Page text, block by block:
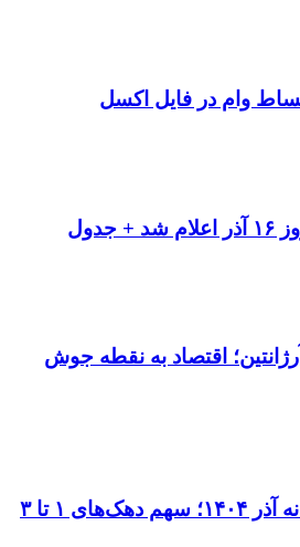
وام در فایل اکسل
آرژانتین؛ اقتصاد به نقطه جوش
افزایش قابل توجه یارانه آذر ۱۴۰۴؛ سهم دهک‌های ۱ تا ۳